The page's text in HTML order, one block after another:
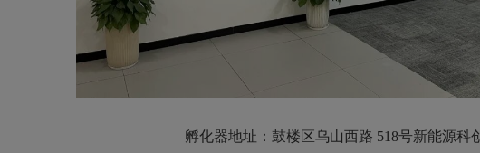
孵化器地址：鼓楼区乌山西路 518号新能源科